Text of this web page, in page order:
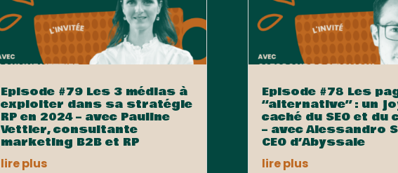
Episode #79 Les 3 médias à
exploiter dans sa stratégie
RP en 2024 – avec Pauline
Vettier, consultante
marketing B2B et RP
lire plus
Episode #78 Les
“alternative” : un
caché du SEO et du
– avec Alessandro
CEO d’Abyssale
lire plus